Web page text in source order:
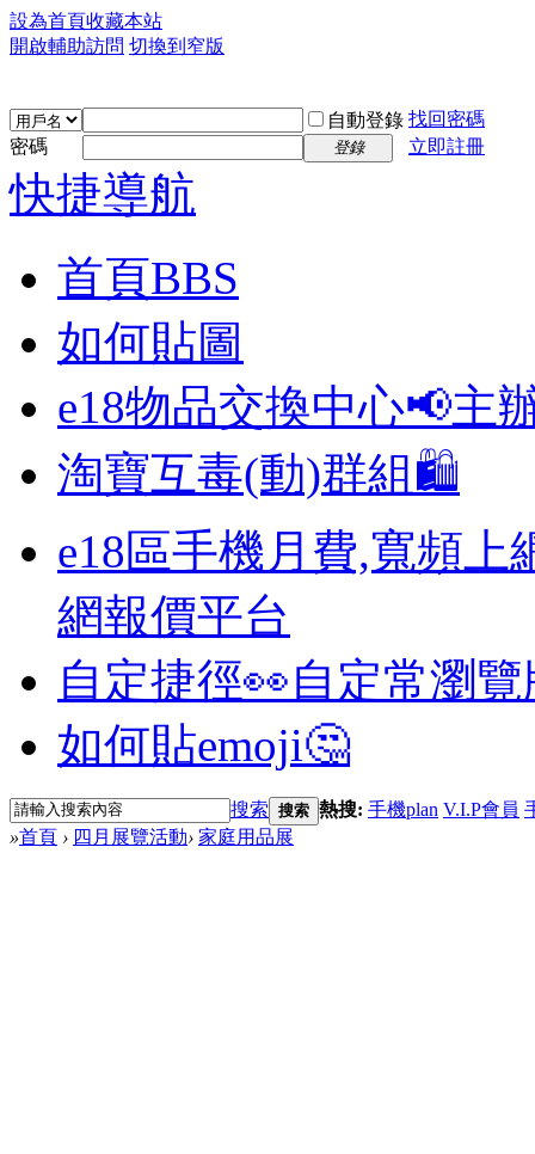
設為首頁收藏本站
開啟輔助訪問 切換到窄版
自動登錄 找回密碼
密碼
登錄 立即註冊
快捷導航
首頁BBS
如何貼圖
e18物品交換中心📢主
淘寶互毒(動)群組🛍️
e18區手機月費,寬頻上
網報價平台
自定捷徑👀自定常瀏
如何貼emoji🤔
搜索 搜索 熱搜: 手機plan V.I.P會員
»首頁 › 四月展覽活動› 家庭用品展